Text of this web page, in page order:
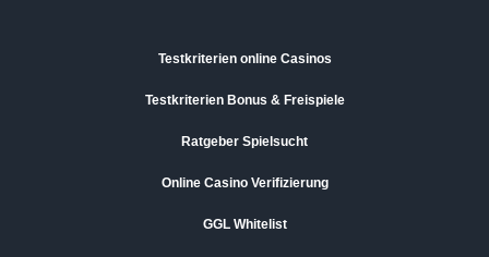
Testkriterien online Casinos
Testkriterien Bonus & Freispiele
Ratgeber Spielsucht
Online Casino Verifizierung
GGL Whitelist